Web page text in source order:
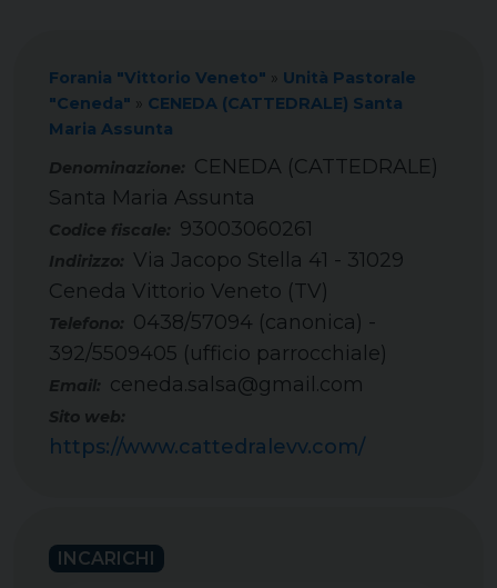
Forania "Vittorio Veneto" » Unità Pastorale
"Ceneda" » CENEDA (CATTEDRALE) Santa
Maria Assunta
CENEDA (CATTEDRALE)
Santa Maria Assunta
Codice fiscale: 93003060261
Telefono: 0438/57094 (canonica) -
392/5509405 (ufficio parrocchiale)
Email: ceneda.salsa@gmail.com
Sito web:
https://www.cattedralevv.com/
Indirizzo: Via Jacopo Stella 41 - 31029
Ceneda Vittorio Veneto (TV)
INCARICHI